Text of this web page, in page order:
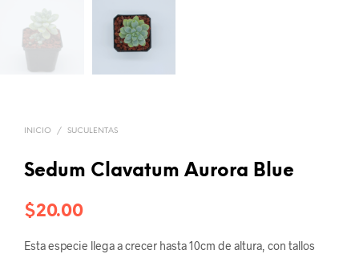
INICIO / SUCULENTAS
Sedum Clavatum Aurora Blue
$20.00
Esta especie llega a crecer hasta 10cm de altura, con tallos